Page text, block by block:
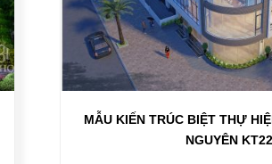
MẪU KIẾN TRÚC BIỆT THỰ
NGUYÊN